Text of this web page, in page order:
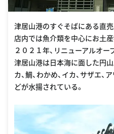
津居山港のすぐそばにある直売
店内では魚介類を中心にお土産
２０２１年、リニューアルオー
津居山港は日本海に面した円
カ、鯛、わかめ、イカ、サザエ、
どが水揚されている。